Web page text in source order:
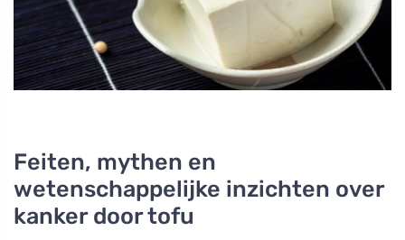
Feiten, mythen en
wetenschappelijke inzichten over
kanker door tofu